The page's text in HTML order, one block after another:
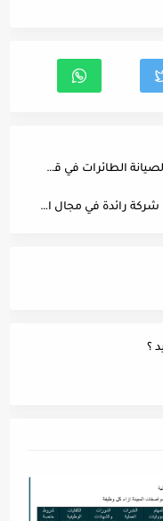
اعلان توظيف صادر عن شركة جورامكو لصيانة الطائرات في قسم السلامة العامة 2022
مطلوب موظفين كول سنتر للعمل لدى شركة رائدة في مجال الاجهزة الكهربائية 2022
؟